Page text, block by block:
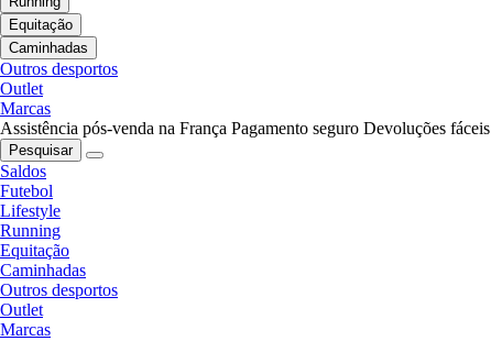
Equitação
Caminhadas
Outros desportos
Outlet
Marcas
Assistência pós-venda na França Pagamento seguro Devoluções fáceis
Pesquisar
Saldos
Futebol
Lifestyle
Running
Equitação
Caminhadas
Outros desportos
Outlet
Marcas